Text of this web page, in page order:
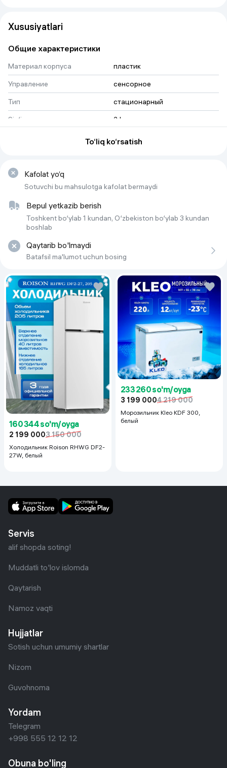
Xususiyatlari
Общие характеристики
Материал корпуса
пластик
Управление
сенсорное
Тип
стационарный
Sig‘im
2 l
Tritan
To‘liq ko‘rsatish
Kafolat yo‘q
Sotuvchi bu mahsulotga kafolat bermaydi
Bepul yetkazib berish
Toshkent bo‘ylab 1 kundan, O‘zbekiston bo‘ylab 3 kundan
boshlab
Qaytarib bo'lmaydi
Batafsil ma'lumot uchun bosing
160 344 so'm/oyga
2 199 0003 150 000
Холодильник Roison RHWG DF2-
27W, белый
233 260 so'm/oyga
3 199 0004 219 000
Морозильник Kleo KDF 300,
белый
Servis
alif shopda soting!
Muddatli to'lov islomda
Qaytarish
Namoz vaqti
Hujjatlar
Sotish uchun umumiy shartlar
Nizom
Guvohnoma
Yordam
Telegram
+998 555 12 12 12
Obuna bo'ling